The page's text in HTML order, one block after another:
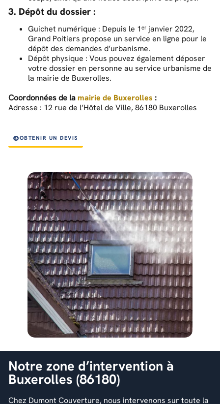
3. Dépôt du dossier :
Guichet numérique : Depuis le 1ᵉʳ janvier 2022,
Grand Poitiers propose un service en ligne pour le
dépôt des demandes d’urbanisme.
Dépôt physique : Vous pouvez également déposer
votre dossier en personne au service urbanisme de
la mairie de Buxerolles.
Coordonnées de la mairie de Buxerolles :
Adresse : 12 rue de l’Hôtel de Ville, 86180 Buxerolles
OBTENIR UN DEVIS
Notre zone d’intervention à
Buxerolles (86180)
Chez Dumont Couverture, nous intervenons sur toute la